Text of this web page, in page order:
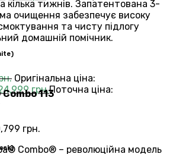
Оригінальна ціна:
грн.Поточна ціна:
кілька тижнів. Запатентована 3-
очищення забезпечує високу
та чисту підлогу
домашній помічник.
113
грн.
Combo® – революційна модель